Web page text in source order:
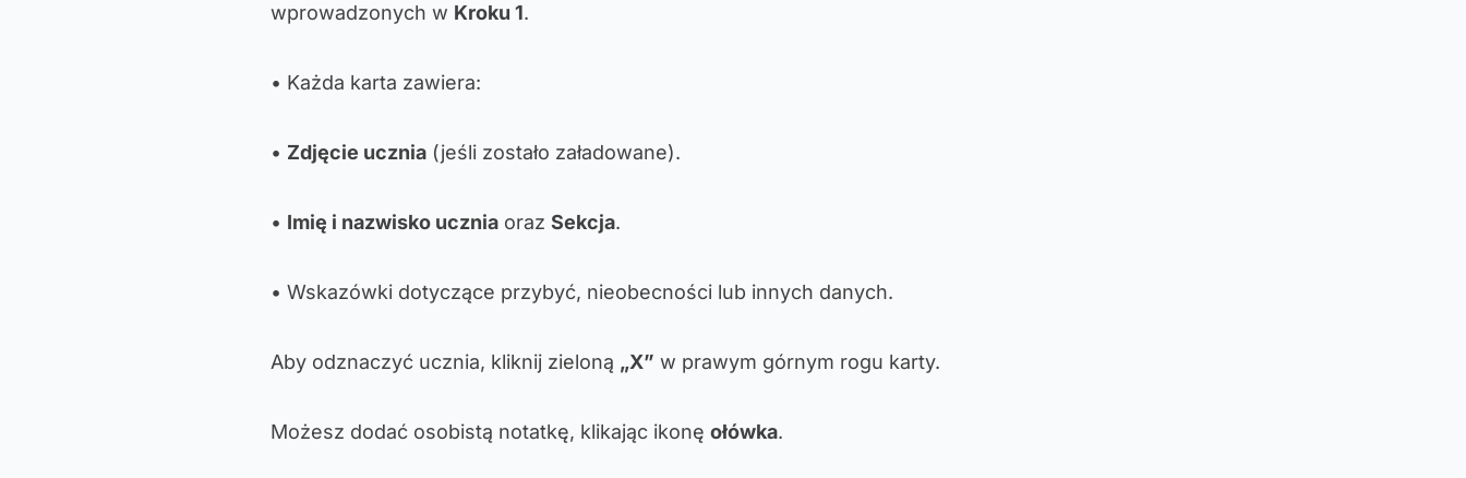
wprowadzonych w Kroku 1.
• Każda karta zawiera:
• Zdjęcie ucznia (jeśli zostało załadowane).
• Imię i nazwisko ucznia oraz Sekcja.
• Wskazówki dotyczące przybyć, nieobecności lub innych danych.
Aby odznaczyć ucznia, kliknij zieloną „X” w prawym górnym rogu karty.
Możesz dodać osobistą notatkę, klikając ikonę ołówka.